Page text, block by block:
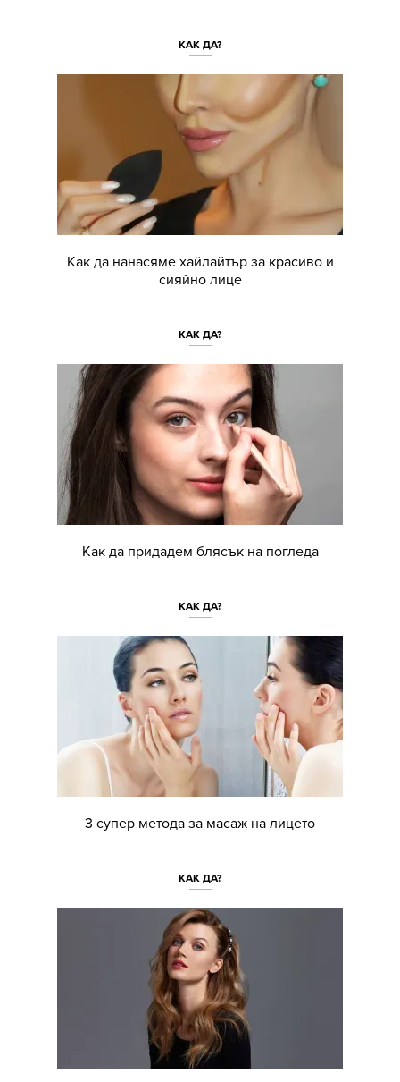
КАК ДА?
Как да нанасяме хайлайтър за красиво и
сияйно лице
КАК ДА?
Как да придадем блясък на погледа
КАК ДА?
3 супер метода за масаж на лицето
КАК ДА?